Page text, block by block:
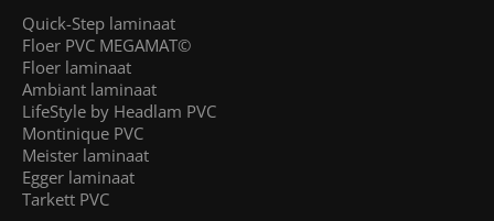
Quick-Step laminaat
Floer PVC MEGAMAT©
Floer laminaat
Ambiant laminaat
LifeStyle by Headlam PVC
Montinique PVC
Meister laminaat
Egger laminaat
Tarkett PVC